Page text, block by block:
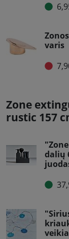
varis
Zone
rustic 157
dalių